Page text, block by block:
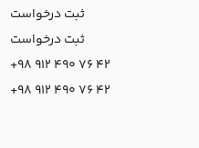
ثبت درخواست
ثبت درخواست
+98 912 490 76 42
+98 912 490 76 42